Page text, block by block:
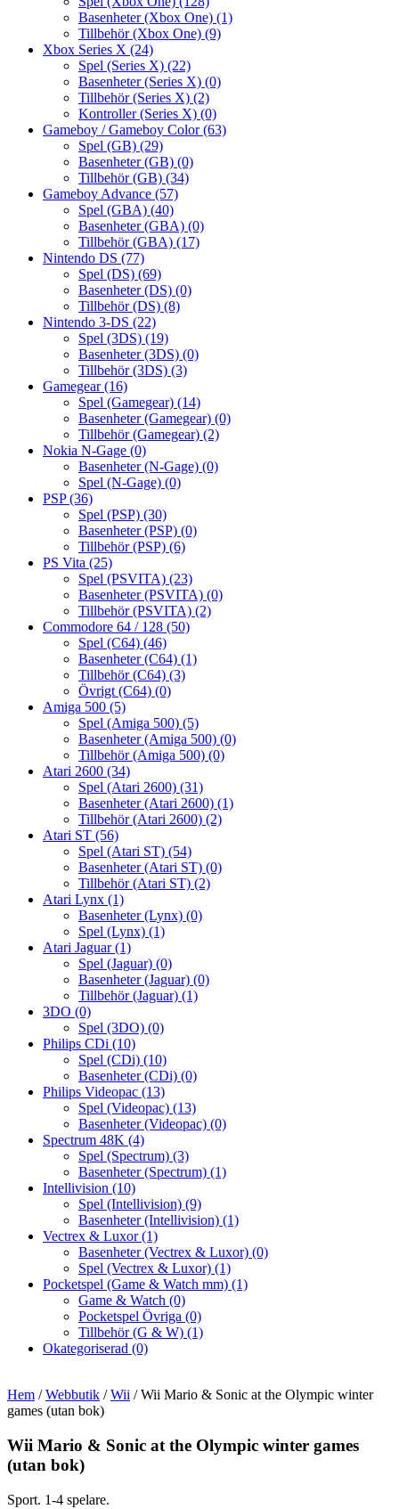
Basenheter (Xbox One) (1)
Tillbehör (Xbox One) (9)
Xbox Series X (24)
Spel (Series X) (22)
Basenheter (Series X) (0)
Tillbehör (Series X) (2)
Kontroller (Series X) (0)
Gameboy / Gameboy Color(63)
Spel (GB) (29)
Basenheter (GB) (0)
Tillbehör (GB) (34)
Gameboy Advance (57)
Spel (GBA) (40)
Basenheter (GBA) (0)
Tillbehör (GBA) (17)
Nintendo DS (77)
Spel (DS) (69)
Basenheter (DS) (0)
Tillbehör (DS) (8)
Nintendo 3-DS (22)
Spel (3DS) (19)
Basenheter (3DS) (0)
Tillbehör (3DS) (3)
Gamegear(16)
Spel (Gamegear) (14)
Basenheter (Gamegear) (0)
Tillbehör (Gamegear) (2)
Nokia N-Gage (0)
Basenheter (N-Gage) (0)
Spel (N-Gage) (0)
PSP(36)
Spel (PSP) (30)
Basenheter (PSP) (0)
Tillbehör (PSP) (6)
PS Vita (25)
Spel (PSVITA) (23)
Basenheter (PSVITA) (0)
Tillbehör (PSVITA) (2)
Commodore 64 / 128 (50)
Spel (C64) (46)
Basenheter (C64) (1)
Tillbehör (C64) (3)
Övrigt (C64) (0)
Amiga 500 (5)
Spel (Amiga 500) (5)
Basenheter (Amiga 500) (0)
Tillbehör (Amiga 500) (0)
Atari 2600 (34)
Spel (Atari 2600) (31)
Basenheter (Atari 2600) (1)
Tillbehör (Atari 2600) (2)
Atari ST (56)
Spel (Atari ST) (54)
Basenheter (Atari ST) (0)
Tillbehör (Atari ST) (2)
Atari Lynx (1)
Basenheter (Lynx) (0)
Spel (Lynx) (1)
Atari Jaguar(1)
Spel (Jaguar) (0)
Basenheter (Jaguar) (0)
Tillbehör (Jaguar) (1)
3DO (0)
Spel (3DO) (0)
Philips CDi (10)
Spel (CDi) (10)
Basenheter (CDi) (0)
Philips Videopac (13)
Spel (Videopac) (13)
Basenheter (Videopac) (0)
Spectrum 48K (4)
Spel (Spectrum) (3)
Basenheter (Spectrum) (1)
Intellivision (10)
Spel (Intellivision) (9)
Basenheter (Intellivision) (1)
Vectrex & Luxor(1)
Basenheter (Vectrex & Luxor) (0)
Spel (Vectrex & Luxor) (1)
Pocketspel (Game & Watch mm) (1)
Game & Watch (0)
Pocketspel Övriga (0)
Tillbehör (G & W) (1)
Okategoriserad (0)
Hem /Webbutik /Wii / Wii Mario & Sonic at the Olympic winter
games (utan bok)
Wii Mario & Sonic at the Olympic winter games
(utan bok)
Sport. 1-4 spelare.